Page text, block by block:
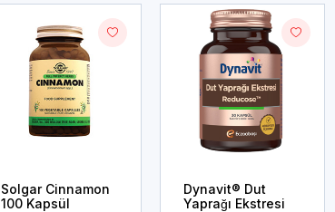
Solgar Cinnamon
100 Kapsül
Dynavit® Dut
Yaprağı Ekstresi